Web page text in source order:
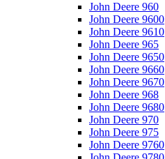
John Deere 960
John Deere 9600
John Deere 9610
John Deere 965
John Deere 9650
John Deere 9660
John Deere 9670
John Deere 968
John Deere 9680
John Deere 970
John Deere 975
John Deere 9760